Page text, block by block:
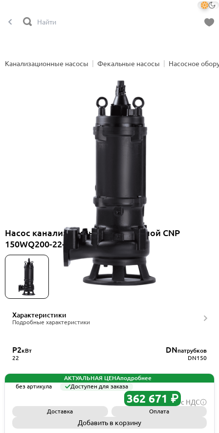
Канализационные насосы Фекальные насосы Насосное
Насос канализационный погружной CNP
150WQ200-22-22ES(I)+HS150WQ
Характеристики
Подробные характеристики
P2кВт
22
DNпатрубков
DN150
АКТУАЛЬНАЯ ЦЕНАподробнее
без артикула
Доступен для заказа
362 671 ₽ с НДС
Доставка Оплата
Добавить в корзину